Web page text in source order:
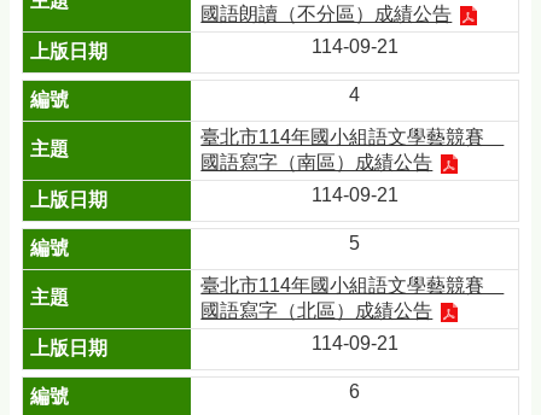
國語朗讀（不分區）成績公告
114-09-21
4
臺北市114年國小組語文學藝競賽＿
國語寫字（南區）成績公告
114-09-21
5
臺北市114年國小組語文學藝競賽＿
國語寫字（北區）成績公告
114-09-21
6